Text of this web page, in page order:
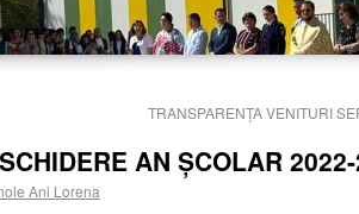
TRANSPARENȚA VENITURI
AN ȘCOLAR
Ani Lorena